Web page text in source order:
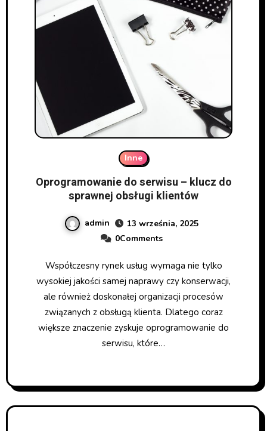
Inne
Oprogramowanie do serwisu – klucz do
sprawnej obsługi klientów
admin
13 września, 2025
0Comments
Współczesny rynek usług wymaga nie tylko
wysokiej jakości samej naprawy czy konserwacji,
ale również doskonałej organizacji procesów
związanych z obsługą klienta. Dlatego coraz
większe znaczenie zyskuje oprogramowanie do
serwisu, które…